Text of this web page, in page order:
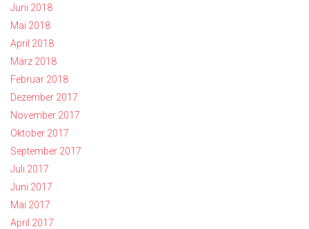
Juni 2018
Mai 2018
April 2018
März 2018
Februar 2018
Dezember 2017
November 2017
Oktober 2017
September 2017
Juli 2017
Juni 2017
Mai 2017
April 2017